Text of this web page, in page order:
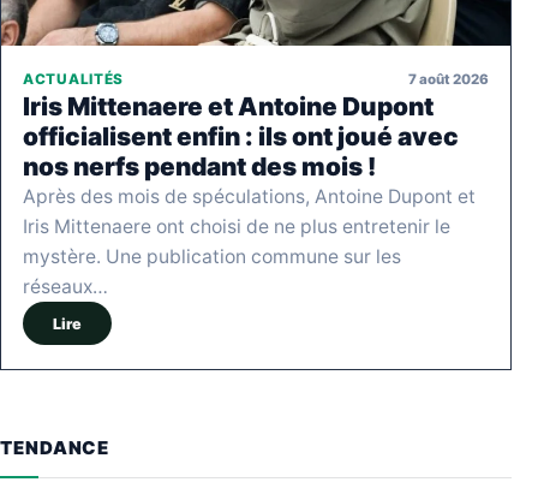
ACTUALITÉS 7 août 2026
Iris Mittenaere et Antoine Dupont
officialisent enfin : ils ont joué avec
nos nerfs pendant des mois !
Après des mois de spéculations, Antoine Dupont et
Iris Mittenaere ont choisi de ne plus entretenir le
mystère. Une publication commune sur les
réseaux…
Lire
TENDANCE